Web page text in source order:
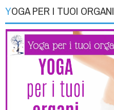
YOGA PER I TUOI ORGANI